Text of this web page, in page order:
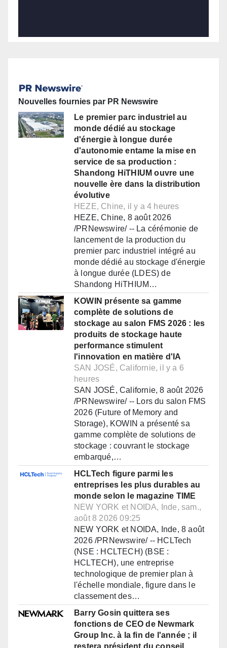
Nouvelles fournies par PR Newswire
Le premier parc industriel au
monde dédié au stockage
d'énergie à longue durée
d'autonomie entame la mise en
service de sa production :
Shandong HiTHIUM ouvre une
nouvelle ère dans la distribution
évolutive
HEZE, Chine, il y a 4 heures
HEZE, Chine, 8 août 2026
/PRNewswire/ -- La cérémonie de
lancement de la production du
premier parc industriel intégré au
monde dédié au stockage d'énergie
à longue durée (LDES) de
Shandong HiTHIUM…
KOWIN présente sa gamme
complète de solutions de
stockage au salon FMS 2026 : les
produits de stockage haute
performance stimulent
l'innovation en matière d'IA
SAN JOSÉ, Californie, il y a 6
heures
SAN JOSÉ, Californie, 8 août 2026
/PRNewswire/ -- Lors du salon FMS
2026 (Future of Memory and
Storage), KOWIN a présenté sa
gamme complète de solutions de
stockage : couvrant le stockage
embarqué,…
HCLTech figure parmi les
entreprises les plus durables au
monde selon le magazine TIME
NEW YORK et NOIDA, Inde, sam.,
août 8 2026 09:25
NEW YORK et NOIDA, Inde, 8 août
2026 /PRNewswire/ -- HCLTech
(NSE : HCLTECH) (BSE :
HCLTECH), une entreprise
technologique de premier plan à
l'échelle mondiale, figure dans le
classement des…
Barry Gosin quittera ses
fonctions de CEO de Newmark
Group Inc. à la fin de l'année ; il